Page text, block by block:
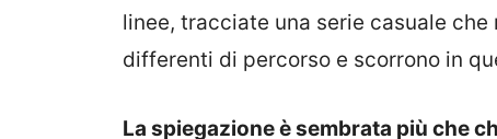
linee, tracciate una serie casuale
differenti di percorso e scorrono in
La spiegazione è sembrata più che